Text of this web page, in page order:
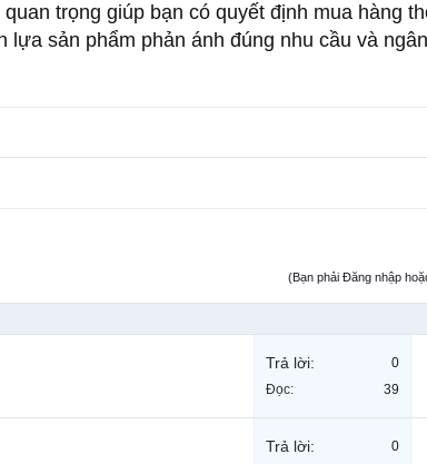
trọng giúp bạn có quyết định mua hàng
sản phẩm phản ánh đúng nhu cầu và
(Bạn phải Đăng nhập
Trả lời:
0
Đọc:
39
Trả lời:
0